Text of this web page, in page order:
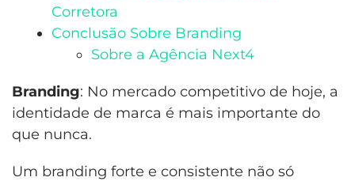
Corretora
Conclusão Sobre Branding
Sobre a Agência Next4
Branding: No mercado competitivo de hoje, a
identidade de marca é mais importante do
que nunca.
Um branding forte e consistente não só